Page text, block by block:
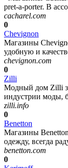
pret-a-porter. В
cacharel.com
0
Chevignon
Магазины
удобную и
chevignon.com
0
Zilli
Модный дом Zilli
индустрии моды,
zilli.info
0
Benetton
Магазины
одежду, всегда
benetton.com
0